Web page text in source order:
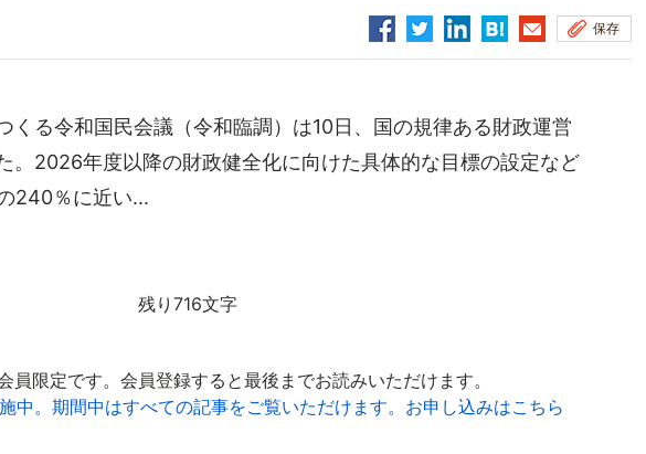
保存
る令和国民会議（令和臨調）は10日、国の規律ある財政運営
。2026年度以降の財政健全化に向けた具体的な目標の設定など
240％に近い...
残り716文字
員限定です。会員登録すると最後までお読みいただけます。
中。期間中はすべての記事をご覧いただけます。お申し込みはこちら